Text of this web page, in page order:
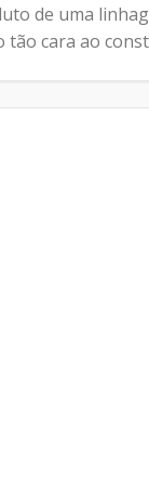
de uma
tão cara ao